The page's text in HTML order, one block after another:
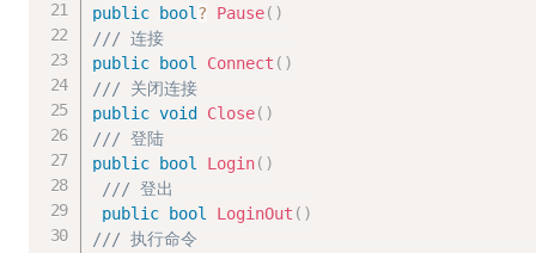
public
bool ? Pause( )
/// 连接
public
bool Connect ( )
/// 关闭连接
public void Close( )
/// 登陆
public
bool Login( )
/// 登出
public
bool LoginOut ( )
/// 执行命令